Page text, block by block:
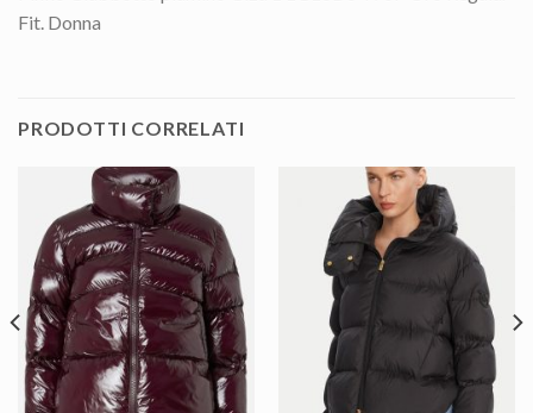
Fit. Donna
PRODOTTI CORRELATI